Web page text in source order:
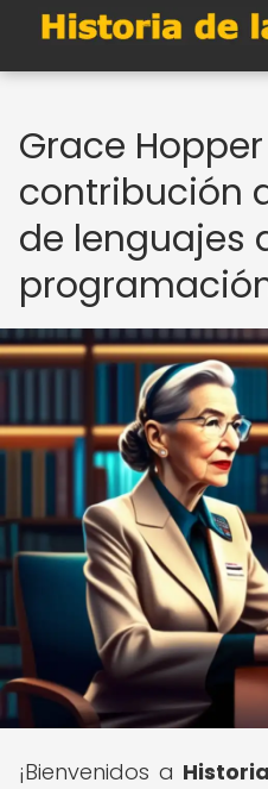
Grace
contribución
de lenguajes
¡Bienvenidos a